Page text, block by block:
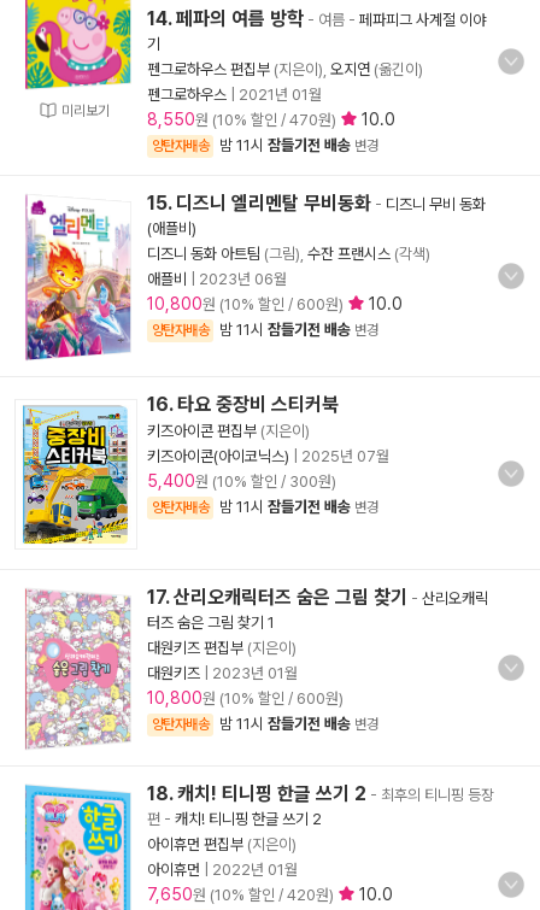
미리보기
14. 페파의 여름 방학 - 여름 - 페파피그 사계절 이야
기
펜그로하우스 편집부 (지은이), 오지연 (옮긴이)
펜그로하우스
2021년 01월
8,550원 (10% 할인 / 470원) 10.0
양탄자배송 밤 11시 잠들기전 배송 변경
15. 디즈니 엘리멘탈 무비동화 - 디즈니 무비 동화
(애플비)
디즈니 동화 아트팀 (그림), 수잔 프랜시스 (각색)
애플비
2023년 06월
10,800원 (10% 할인 / 600원) 10.0
양탄자배송 밤 11시 잠들기전 배송 변경
16. 타요 중장비 스티커북
키즈아이콘 편집부 (지은이)
키즈아이콘(아이코닉스)
2025년 07월
5,400원 (10% 할인 / 300원)
양탄자배송 밤 11시 잠들기전 배송 변경
17. 산리오캐릭터즈 숨은 그림 찾기 - 산리오캐릭
터즈 숨은 그림 찾기 1
대원키즈 편집부 (지은이)
대원키즈
2023년 01월
10,800원 (10% 할인 / 600원)
양탄자배송 밤 11시 잠들기전 배송 변경
18. 캐치! 티니핑 한글 쓰기 2 - 최후의 티니핑 등장
편 - 캐치! 티니핑 한글 쓰기 2
아이휴먼 편집부 (지은이)
아이휴먼
2022년 01월
7,650원 (10% 할인 / 420원) 10.0